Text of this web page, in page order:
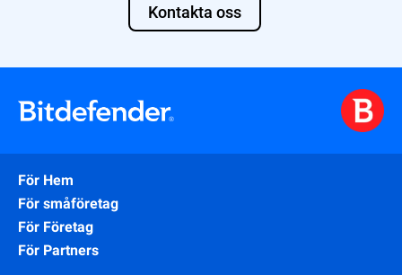
Kontakta oss
För Hem
För småföretag
För Företag
För Partners